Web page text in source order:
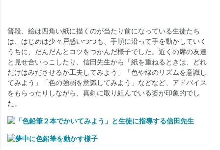
普段、絵は四角い紙に描くのが当たり前になっている生徒たち
は、はじめは少々戸惑いつつも、手順に沿って手を動かしていく
うちに、だんだんとコツをつかんだ様子でした。近くの席の友達
と見せ合いっこしたり、信田先生から「紙を重ねるときは、どれ
だけはみださせるか工夫してみよう」「色や線のリズムを意識し
てみよう」「色の強弱を意識してみよう」などなど、アドバイス
をもらったりしながら、真剣に取り組んでいる姿が印象的でし
た。